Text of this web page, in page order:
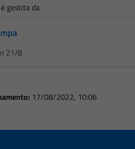
gestita da
21/8
17/08/2022, 10:06